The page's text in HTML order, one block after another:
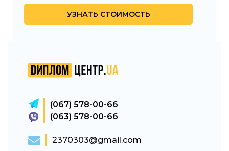
(067) 578-00-66
(063) 578-00-66
2370303@gmail.com